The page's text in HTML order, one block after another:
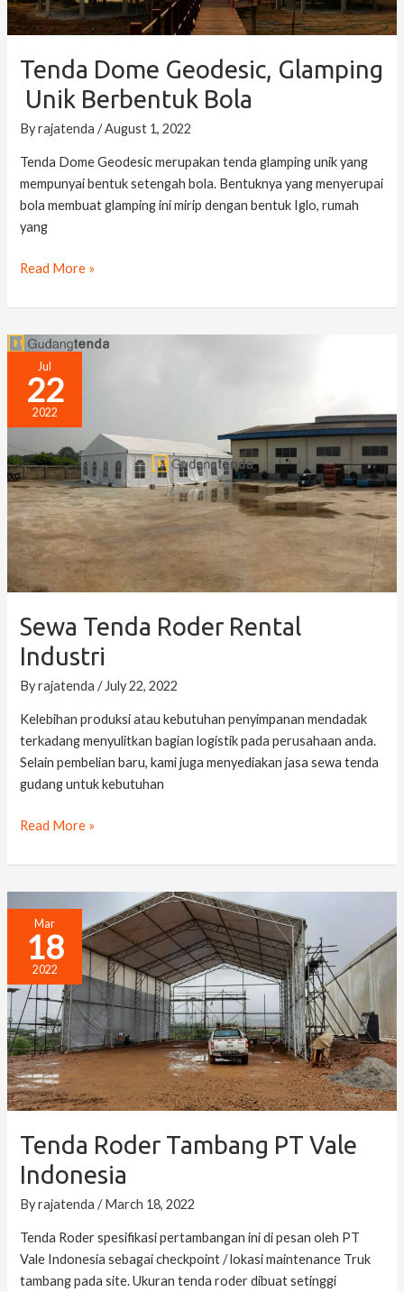
Tenda Dome Geodesic, Glamping
Unik Berbentuk Bola
Byrajatenda/August 1, 2022
Tenda Dome Geodesic merupakan tenda glamping unik yang
mempunyai bentuk setengah bola. Bentuknya yang menyerupai
bola membuat glamping ini mirip dengan bentuk Iglo, rumah
yang
Read More »
Jul
22
2022
Sewa Tenda Roder Rental
Industri
Byrajatenda/ July 22, 2022
Kelebihan produksi atau kebutuhan penyimpanan mendadak
terkadang menyulitkan bagian logistik pada perusahaan anda.
Selain pembelian baru, kami juga menyediakan jasa sewa tenda
gudang untuk kebutuhan
Sewa
Tenda
Roder
Rental
Industri
Read More »
Mar
18
2022
Tenda Roder Tambang PT Vale
Indonesia
Byrajatenda/March 18, 2022
Tenda Roder spesifikasi pertambangan ini di pesan oleh PT
Vale Indonesia sebagai checkpoint / lokasi maintenance Truk
tambang pada site. Ukuran tenda roder dibuat setinggi
Tenda
Roder
Tambang
PT
Vale
Indonesia